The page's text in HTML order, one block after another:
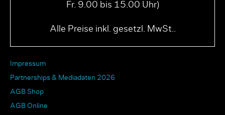
Fr. 9.00 bis 15.00 Uhr)
Alle Preise inkl. gesetzl. MwSt..
Impressum
Partnerships & Mediadaten 2026
AGB Shop
AGB Online